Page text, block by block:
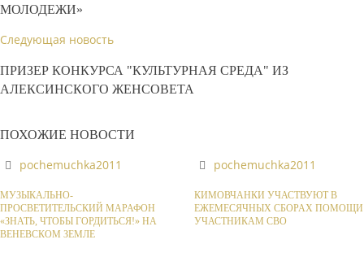
МОЛОДЕЖИ»
Следующая новость
ПРИЗЕР КОНКУРСА "КУЛЬТУРНАЯ СРЕДА" ИЗ
АЛЕКСИНСКОГО ЖЕНСОВЕТА
ПОХОЖИЕ НОВОСТИ
pochemuchka2011
МУЗЫКАЛЬНО-
ПРОСВЕТИТЕЛЬСКИЙ МАРАФОН
«ЗНАТЬ, ЧТОБЫ ГОРДИТЬСЯ!» НА
ВЕНЕВСКОМ ЗЕМЛЕ
pochemuchka2011
КИМОВЧАНКИ УЧАСТВУЮТ В
ЕЖЕМЕСЯЧНЫХ СБОРАХ ПОМОЩИ
УЧАСТНИКАМ СВО